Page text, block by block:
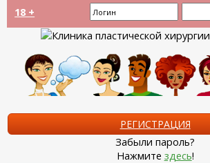
18 +
РЕГИСТРАЦИЯ
Забыли пароль?
Нажмите здесь!